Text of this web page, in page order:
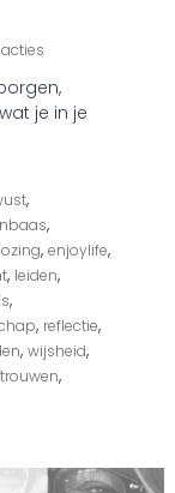
o
V
e
g
e
,
n
z
i
a
je in je
,
,
, enjoylife,
, leiden,
,
, reflectie,
, wijsheid,
,